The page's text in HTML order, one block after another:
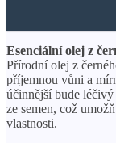
Esenciální olej z
Přírodní olej z
příjemnou vůni a
účinnější bude
ze semen, což
vlastnosti.